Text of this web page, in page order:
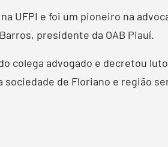
UFPI e foi um pioneiro na
presidente da OAB Piauí.
colega advogado e decretou
de Floriano e região